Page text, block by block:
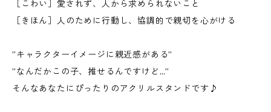
［こわい］愛されず、人から求められないこと
［きほん］人のために行動し、協調的で親切を心がける
”キャラクターイメージに親近感がある”
”なんだかこの子、推せるんですけど…”
そんなあなたにぴったりのアクリルスタンドです♪